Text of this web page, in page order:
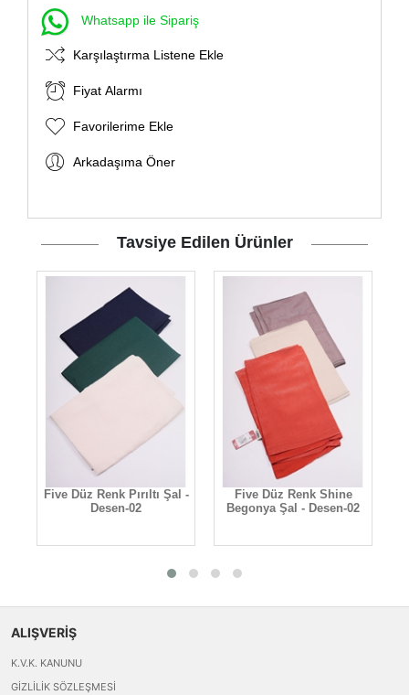
Whatsapp ile Sipariş
Karşılaştırma Listene Ekle
Fiyat Alarmı
Favorilerime Ekle
Arkadaşıma Öner
Tavsiye Edilen Ürünler
Five Düz Renk Pırıltı Şal -
Desen-02
Five Düz Renk Shine
Begonya Şal - Desen-02
ALIŞVERİŞ
K.V.K. KANUNU
GIZLILIK SÖZLEŞMESI